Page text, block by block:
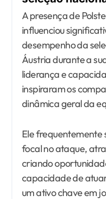
A presença de
influenciou
desempenho da
Áustria durante a
liderança e
inspiraram os
dinâmica geral da
Ele frequentemente
focal no ataque,
criando
capacidade de
um ativo chave em